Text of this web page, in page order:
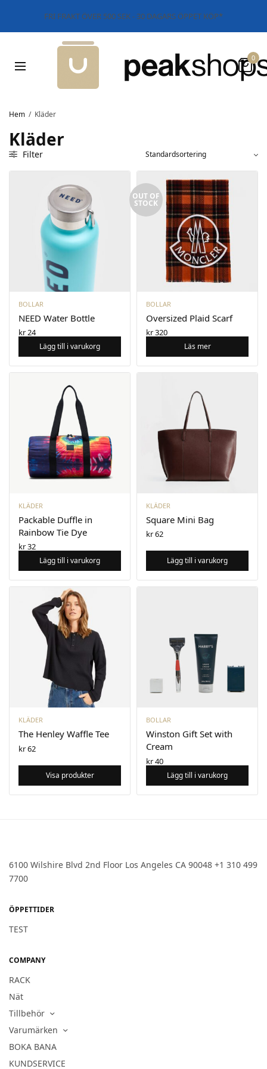
FRI FRAKT ÖVER 500 SEK - 30 DAGARS ÖPPET KÖP*
0
Hem / Kläder
Kläder
Filter
BOLLAR
NEED Water Bottle
kr24
Lägg till i varukorg
OUT OF
STOCK
BOLLAR
Oversized Plaid Scarf
kr320
Läs mer
KLÄDER
Packable Duffle in
Rainbow Tie Dye
kr32
Lägg till i varukorg
KLÄDER
Square Mini Bag
kr62
Lägg till i varukorg
KLÄDER
The Henley Waffle Tee
kr62
Visa produkter
BOLLAR
Winston Gift Set with
Cream
kr40
Lägg till i varukorg
6100 Wilshire Blvd 2nd Floor Los Angeles CA 90048 +1 310 499
7700
ÖPPETTIDER
TEST
COMPANY
RACK
Nät
Tillbehör
Varumärken
BOKA BANA
KUNDSERVICE